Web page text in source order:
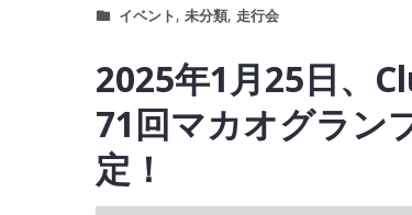
イベント, 未分類, 走行会
2025年1月25日、
71回マカオグラン
定！